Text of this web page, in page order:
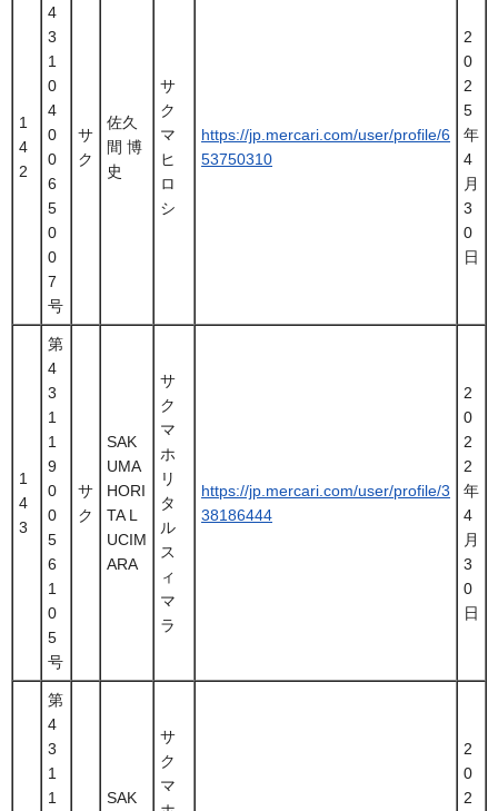
1
4
2
4
3
1
0
4
0
0
6
5
0
0
7
号
サ
ク
佐久
間 博
史
サ
ク
マ
ヒ
ロ
シ
https://jp.mercari.com/user/profile/6
53750310
2
0
2
5
年
4
月
3
0
日
1
4
3
第
4
3
1
1
9
0
0
5
6
1
0
5
号
サ
ク
SAK
UMA
HORI
TA L
UCIM
ARA
サ
ク
マ
ホ
リ
タ
ル
ス
ィ
マ
ラ
https://jp.mercari.com/user/profile/3
38186444
2
0
2
2
年
4
月
3
0
日
第
4
3
1
1
SAK
サ
ク
マ
2
0
2